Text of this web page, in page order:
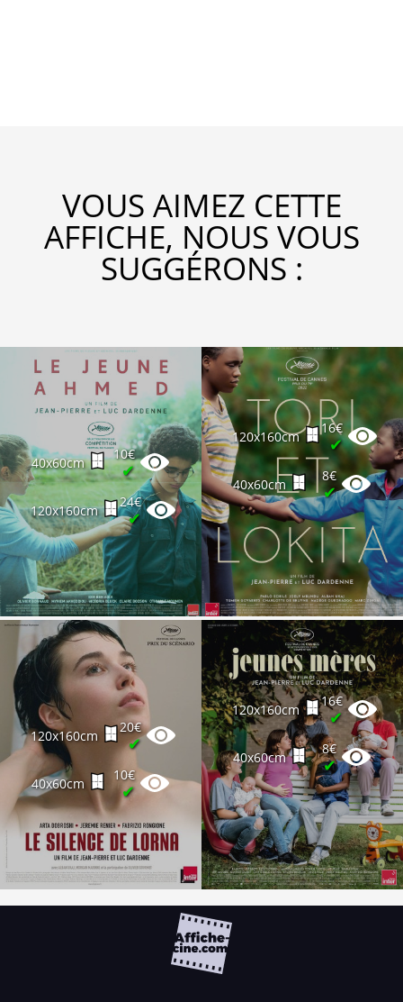
VOUS AIMEZ CETTE
AFFICHE, NOUS VOUS
SUGGÉRONS :
40x60cm
10€
✔
120x160cm
24€
✔
120x160cm
16€
✔
40x60cm
8€
✔
120x160cm
20€
✔
40x60cm
10€
✔
120x160cm
16€
✔
40x60cm
8€
✔